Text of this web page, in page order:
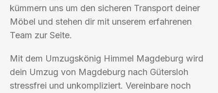
kümmern uns um den sicheren Transport deiner
Möbel und stehen dir mit unserem erfahrenen
Team zur Seite.
Mit dem Umzugskönig Himmel Magdeburg wird
dein Umzug von Magdeburg nach Gütersloh
stressfrei und unkompliziert. Vereinbare noch